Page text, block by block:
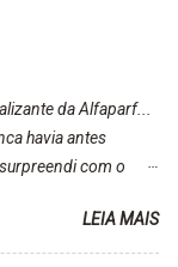
da Alfaparf...
havia antes
com o
a utilização meu
azul, rosa e meio
LEIA MAIS